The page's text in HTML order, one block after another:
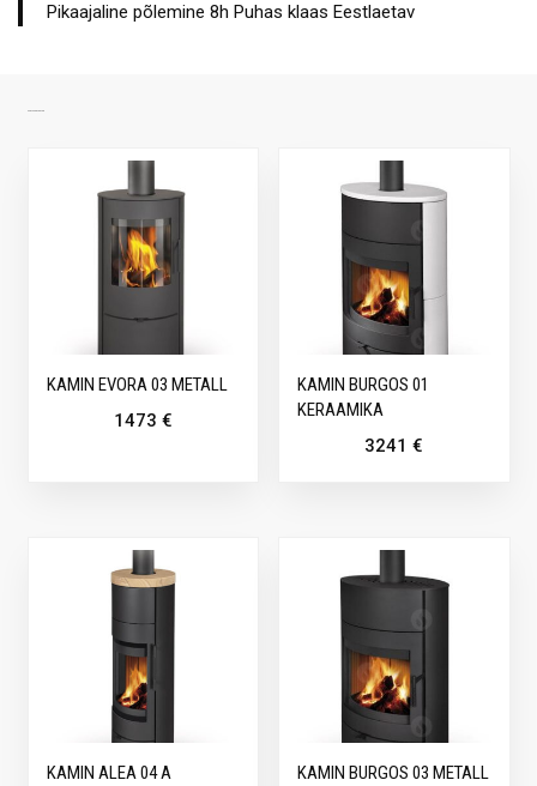
Pikaajaline põlemine 8h Puhas klaas Eestlaetav
KAMIN EVORA 03 METALL
1473 €
KAMIN BURGOS 01
KERAAMIKA
3241€
KAMIN ALEA 04 A
KAMIN BURGOS 03 METALL